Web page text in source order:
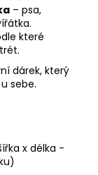
– psa,
které
dárek, který
sebe.
x délka -